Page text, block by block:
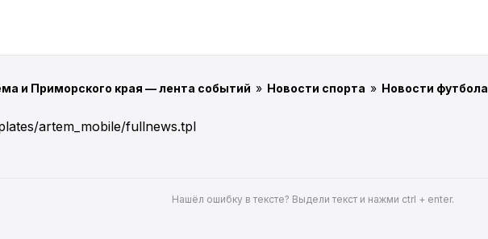
и Приморского края — лента событий » Новости спорта » Новости футбола
artem_mobile/fullnews.tpl
Нашёл ошибку в тексте? Выдели текст и нажми ctrl + enter.